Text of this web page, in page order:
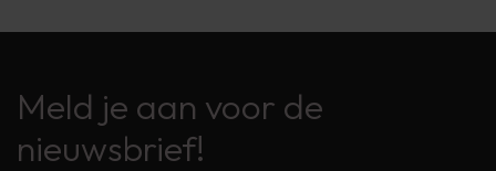
Meld je aan voor de
nieuwsbrief!